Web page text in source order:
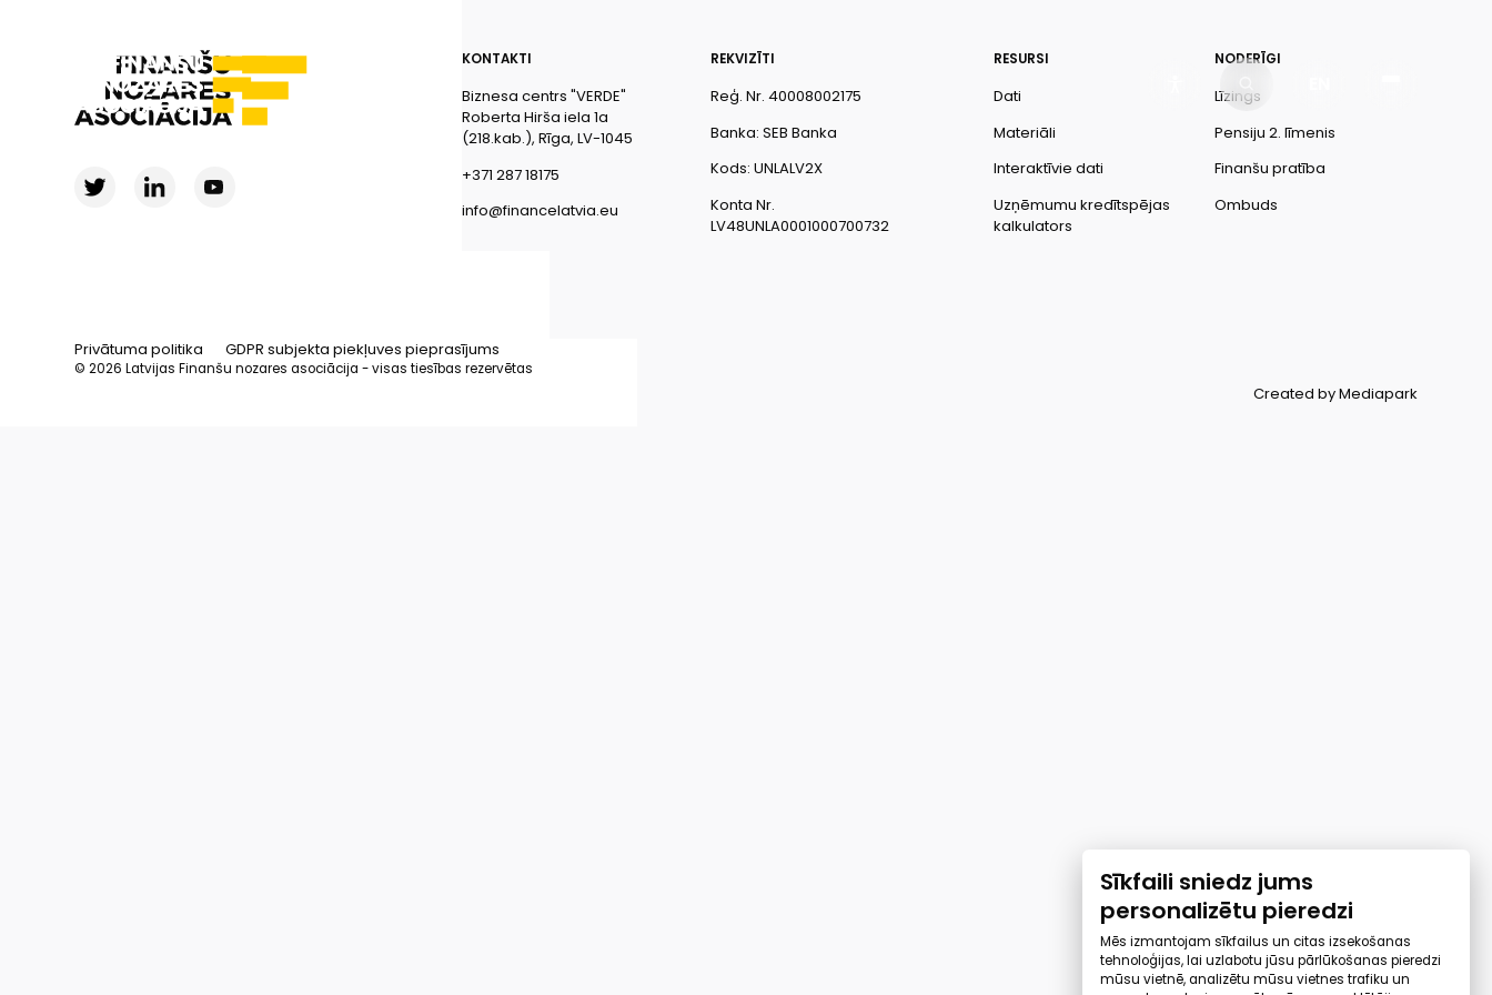
KONTAKTI
Biznesa centrs "VERDE"
Roberta Hirša iela 1a
(218.kab.), Rīga, LV-1045
+371 287 18175
info@financelatvia.eu
REKVIZĪTI
Reģ. Nr. 40008002175
Banka: SEB Banka
Kods: UNLALV2X
Konta Nr.
LV48UNLA0001000700732
RESURSI
Dati
Materiāli
Interaktīvie dati
Uzņēmumu kredītspējas
kalkulators
NODERĪGI
Līzings
Pensiju 2. līmenis
Finanšu pratība
Ombuds
Privātuma politika GDPR subjekta piekļuves pieprasījums
© 2026 Latvijas Finanšu nozares asociācija - visas tiesības rezervētas
Created by Mediapark
Sīkfaili sniedz jums
personalizētu pieredzi
Mēs izmantojam sīkfailus un citas izsekošanas
tehnoloģijas, lai uzlabotu jūsu pārlūkošanas pieredzi
mūsu vietnē, analizētu mūsu vietnes trafiku un